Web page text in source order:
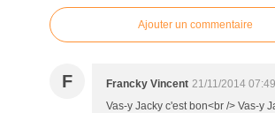
Ajouter un commentaire
F Francky Vincent 21/11/2014
Vas-y Jacky c'est bon<br /> Vas-y